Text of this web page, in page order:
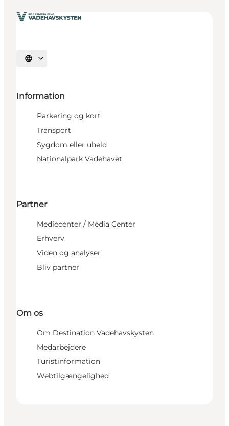
Vælg sprog
Information
Parkering og kort
Transport
Sygdom eller uheld
Nationalpark Vadehavet
Partner
Mediecenter / Media Center
Erhverv
Viden og analyser
Bliv partner
Om os
Om Destination Vadehavskysten
Medarbejdere
Turistinformation
Webtilgængelighed